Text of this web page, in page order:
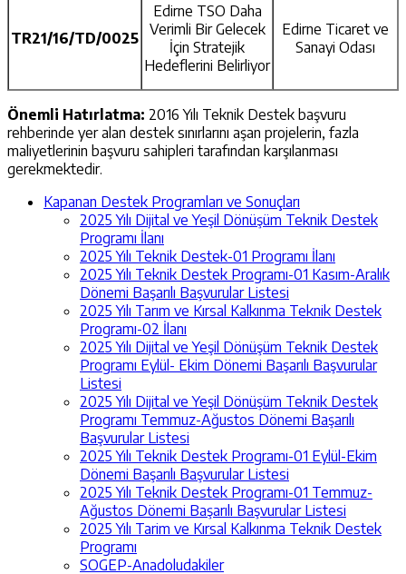
TR21/16/TD/0025
Edirne TSO Daha
Verimli Bir Gelecek
İçin Stratejik
Hedeflerini Belirliyor
Edirne Ticaret ve
Sanayi Odası
Önemli Hatırlatma: 2016 Yılı Teknik Destek başvuru
rehberinde yer alan destek sınırlarını aşan projelerin, fazla
maliyetlerinin başvuru sahipleri tarafından karşılanması
gerekmektedir.
Kapanan Destek Programları ve Sonuçları
2025 Yılı Dijital ve Yeşil Dönüşüm Teknik Destek
Programı İlanı
2025 Yılı Teknik Destek-01 Programı İlanı
2025 Yılı Teknik Destek Programı-01 Kasım-Aralık
Dönemi Başarılı Başvurular Listesi
2025 Yılı Tarım ve Kırsal Kalkınma Teknik Destek
Programı-02 İlanı
2025 Yılı Dijital ve Yeşil Dönüşüm Teknik Destek
Programı Eylül- Ekim Dönemi Başarılı Başvurular
Listesi
2025 Yılı Dijital ve Yeşil Dönüşüm Teknik Destek
Programı Temmuz-Ağustos Dönemi Başarılı
Başvurular Listesi
2025 Yılı Teknik Destek Programı-01 Eylül-Ekim
Dönemi Başarılı Başvurular Listesi
2025 Yılı Teknik Destek Programı-01 Temmuz-
Ağustos Dönemi Başarılı Başvurular Listesi
2025 Yılı Tarim ve Kırsal Kalkınma Teknik Destek
Programı
SOGEP-Anadoludakiler